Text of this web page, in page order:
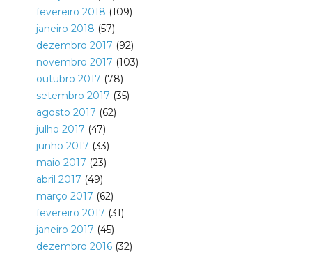
fevereiro 2018 (109)
janeiro 2018 (57)
dezembro 2017 (92)
novembro 2017 (103)
outubro 2017 (78)
setembro 2017 (35)
agosto 2017 (62)
julho 2017 (47)
junho 2017 (33)
maio 2017 (23)
abril 2017 (49)
março 2017 (62)
fevereiro 2017 (31)
janeiro 2017 (45)
dezembro 2016(32)